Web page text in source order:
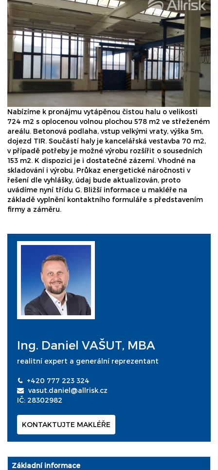
Nabízíme k pronájmu vytápěnou čistou halu o velikosti
724 m2 s oplocenou volnou plochou 578 m2 ve střeženém
areálu. Betonová podlaha, vstup velkými vraty, výška 5m,
dojezd TIR. Součástí haly je kancelářská vestavba 70 m2,
v případě potřeby je možné výrobu rozšířit o sousedních
153 m2. K dispozici je i dostatečné zázemí. Vhodné na
skladování i výrobu. Průkaz energetické náročnosti v
řešení dle vyhlášky, údaj bude aktualizován, proto
uvádíme nyní třídu G. Bližší informace u makléře na
základě vyplnění kontaktního formuláře s představením
firmy a záměru.
Ing. Daniel VAŠUT, MBA
realitní expert a generální reprezentant
+420 777 223 324
vasut.daniel@allrisk.cz
IČ: 28302982
KONTAKTUJTE MAKLÉŘE
Základní informace